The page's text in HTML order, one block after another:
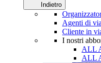
Indietro
Agenti di
Cliente in
I nostri
ALL
ALL